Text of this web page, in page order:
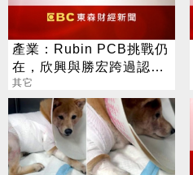
產業：Rubin PCB挑戰仍
在，欣興與勝宏跨過認證
且量產，臻鼎-KY與定穎
驗證中
其它